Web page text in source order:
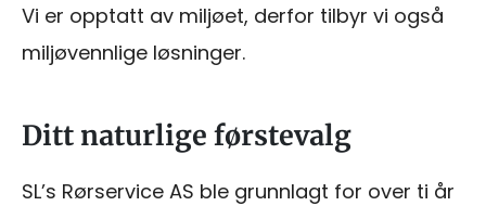
Vi er opptatt av miljøet, derfor tilbyr vi også
miljøvennlige løsninger.
Ditt naturlige førstevalg
SL’s Rørservice AS ble grunnlagt for over ti år